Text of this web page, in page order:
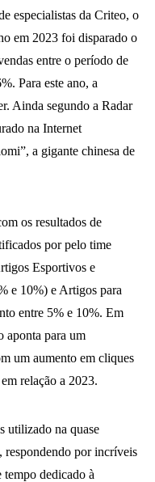
especialistas da Criteo, o
em 2023 foi disparado o
entre o período de
Para este ano, a
Ainda segundo a Radar
na Internet
a gigante chinesa de
os resultados de
por pelo time
Esportivos e
e 10%) e Artigos para
entre 5% e 10%. Em
aponta para um
um aumento em cliques
relação a 2023.
utilizado na quase
respondendo por incríveis
dedicado à